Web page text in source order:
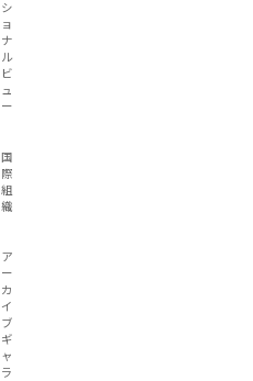
シ
ョ
ナ
ル
ビ
ュ
ー
国
際
組
織
ア
ー
カ
イ
ブ
ギ
ャ
ラ